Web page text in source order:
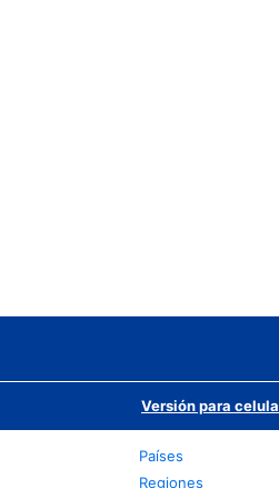
Versión para
Países
Regiones